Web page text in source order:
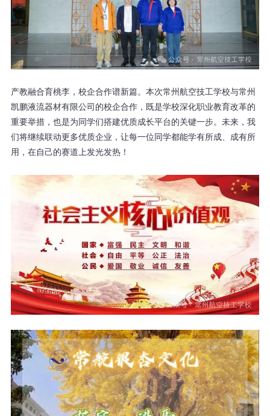
产教融合育桃李，校企合作谱新篇。本次常州航空技工学校与常州
凯鹏液流器材有限公司的校企合作，既是学校深化职业教育改革的
重要举措，也是为同学们搭建优质成长平台的关键一步。未来，我
们将继续联动更多优质企业，让每一位同学都能学有所成、成有所
用，在自己的赛道上发光发热！